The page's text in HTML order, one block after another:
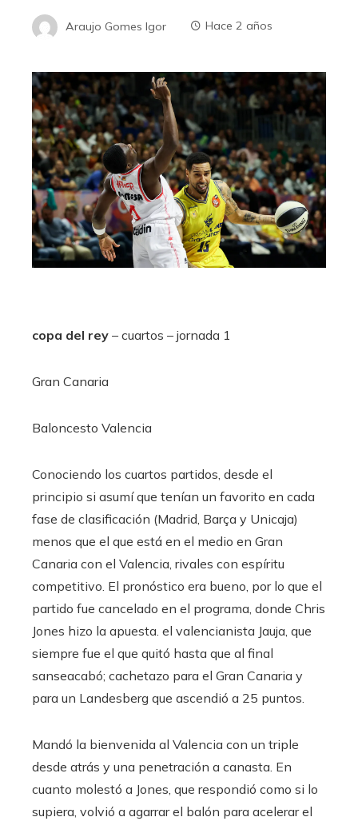
Araujo Gomes Igor Hace 2 años
copa del rey – cuartos – jornada 1
Gran Canaria
Baloncesto Valencia
Conociendo los cuartos partidos, desde el
principio si asumí que tenían un favorito en cada
fase de clasificación (Madrid, Barça y Unicaja)
menos que el que está en el medio en Gran
Canaria con el Valencia, rivales con espíritu
competitivo. El pronóstico era bueno, por lo que el
partido fue cancelado en el programa, donde Chris
Jones hizo la apuesta. el valencianista Jauja, que
siempre fue el que quitó hasta que al final
sanseacabó; cachetazo para el Gran Canaria y
para un Landesberg que ascendió a 25 puntos.
Mandó la bienvenida al Valencia con un triple
desde atrás y una penetración a canasta. En
cuanto molestó a Jones, que respondió como si lo
supiera, volvió a agarrar el balón para acelerar el